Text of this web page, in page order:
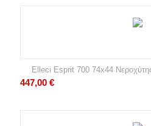
Elleci Esprit 700 74x44
447,00 €